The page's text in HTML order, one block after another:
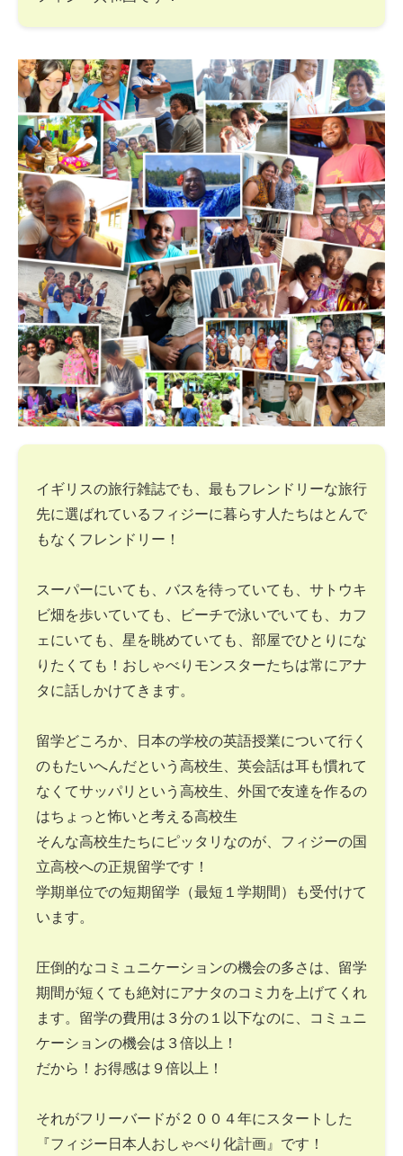
イギリスの旅行雑誌でも、最もフレンドリーな旅行
先に選ばれているフィジーに暮らす人たちはとんで
もなくフレンドリー！
スーパーにいても、バスを待っていても、サトウキ
ビ畑を歩いていても、ビーチで泳いでいても、カフ
ェにいても、星を眺めていても、部屋でひとりにな
りたくても！おしゃべりモンスターたちは常にアナ
タに話しかけてきます。
留学どころか、日本の学校の英語授業について行く
のもたいへんだという高校生、英会話は耳も慣れて
なくてサッパリという高校生、外国で友達を作るの
はちょっと怖いと考える高校生
そんな高校生たちにピッタリなのが、フィジーの国
立高校への正規留学です！
学期単位での短期留学（最短１学期間）も受付けて
います。
圧倒的なコミュニケーションの機会の多さは、留学
期間が短くても絶対にアナタのコミ力を上げてくれ
ます。留学の費用は３分の１以下なのに、コミュニ
ケーションの機会は３倍以上！
だから！お得感は９倍以上！
それがフリーバードが２００４年にスタートした
『フィジー日本人おしゃべり化計画』です！